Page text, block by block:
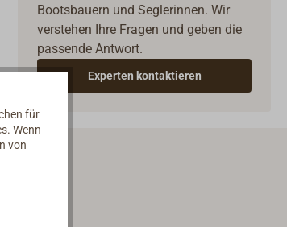
Bootsbauern und Seglerinnen. Wir
verstehen Ihre Fragen und geben die
passende Antwort.
Experten kontaktieren
für
Wenn
von